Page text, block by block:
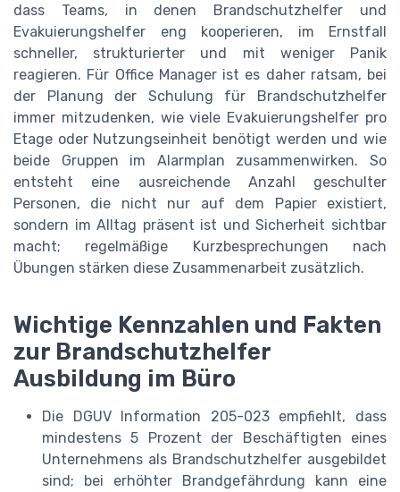
dass Teams, in denen Brandschutzhelfer und
Evakuierungshelfer eng kooperieren, im Ernstfall
schneller, strukturierter und mit weniger Panik
reagieren. Für Office Manager ist es daher ratsam, bei
der Planung der Schulung für Brandschutzhelfer
immer mitzudenken, wie viele Evakuierungshelfer pro
Etage oder Nutzungseinheit benötigt werden und wie
beide Gruppen im Alarmplan zusammenwirken. So
entsteht eine ausreichende Anzahl geschulter
Personen, die nicht nur auf dem Papier existiert,
sondern im Alltag präsent ist und Sicherheit sichtbar
macht; regelmäßige Kurzbesprechungen nach
Übungen stärken diese Zusammenarbeit zusätzlich.
Wichtige Kennzahlen und Fakten
zur Brandschutzhelfer
Ausbildung im Büro
Die DGUV Information 205-023 empfiehlt, dass
mindestens 5 Prozent der Beschäftigten eines
Unternehmens als Brandschutzhelfer ausgebildet
sind; bei erhöhter Brandgefährdung kann eine